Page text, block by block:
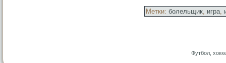
Метки: болельщик, игра,
Футбол,